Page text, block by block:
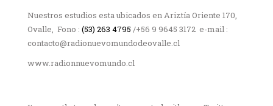
Nuestros estudios esta ubicados en Ariztía Oriente 170,
Ovalle, Fono : (53) 263 4795 /+56 9 9645 3172 e-mail :
contacto@radionuevomundodeovalle.cl
www.radionnuevomundo.cl